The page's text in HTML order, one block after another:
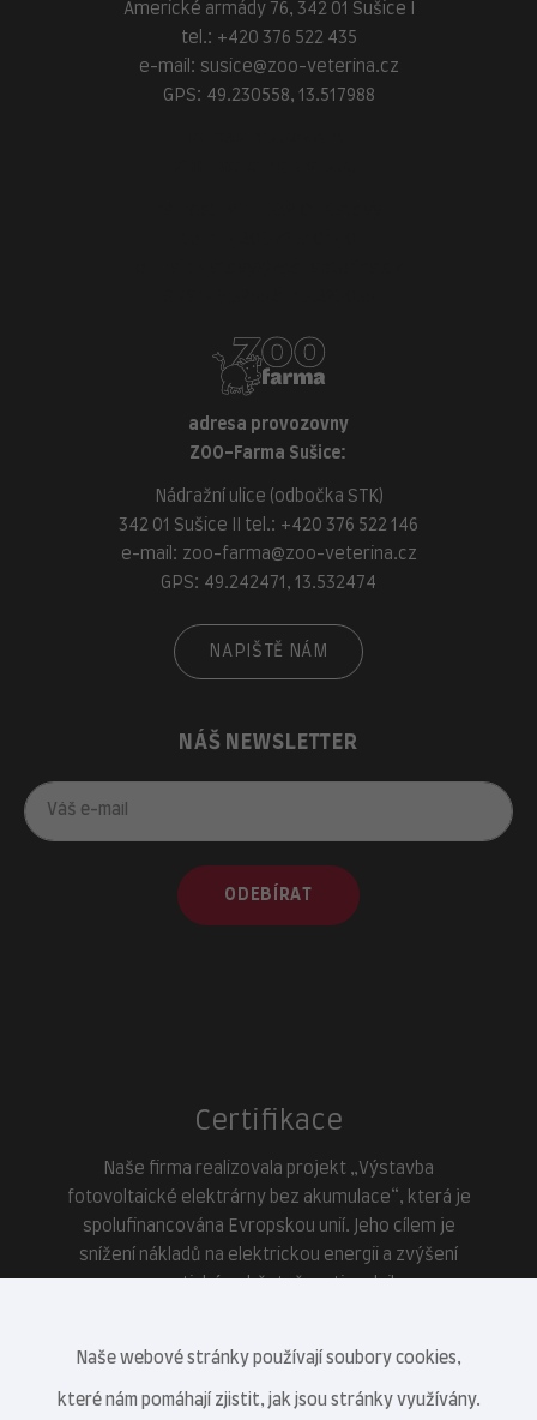
Americké armády 76, 342 01 Sušice I
tel.: +420 376 522 435
e-mail: susice@zoo-veterina.cz
GPS: 49.230558, 13.517988
adresa provozovny
ZOO-Farma Sušice:
Nádražní ulice (odbočka STK)
342 01 Sušice II tel.: +420 376 522 146
e-mail: zoo-farma@zoo-veterina.cz
GPS: 49.242471, 13.532474
NAPIŠTĚ NÁM
NÁŠ NEWSLETTER
ODEBÍRAT
Certifikace
Naše firma realizovala projekt „Výstavba
fotovoltaické elektrárny bez akumulace“, která je
spolufinancována Evropskou unií. Jeho cílem je
snížení nákladů na elektrickou energii a zvýšení
Naše webové stránky používají soubory cookies,
které nám pomáhají zjistit, jak jsou stránky využívány.